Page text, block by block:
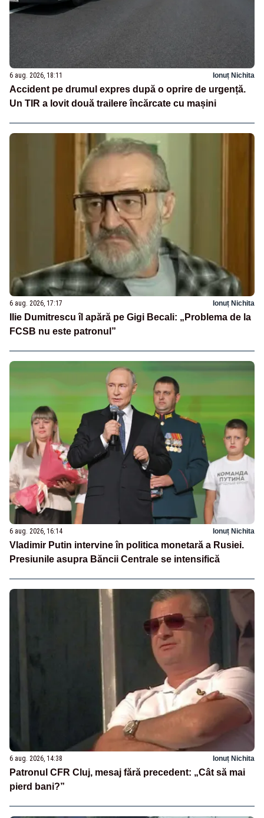
6 aug. 2026, 18:11 Ionuț Nichita
Accident pe drumul expres după o oprire de urgență.
Un TIR a lovit două trailere încărcate cu mașini
6 aug. 2026, 17:17 Ionuț Nichita
Ilie Dumitrescu îl apără pe Gigi Becali: „Problema de la
FCSB nu este patronul”
6 aug. 2026, 16:14 Ionuț Nichita
Vladimir Putin intervine în politica monetară a Rusiei.
Presiunile asupra Băncii Centrale se intensifică
6 aug. 2026, 14:38 Ionuț Nichita
Patronul CFR Cluj, mesaj fără precedent: „Cât să mai
pierd bani?”